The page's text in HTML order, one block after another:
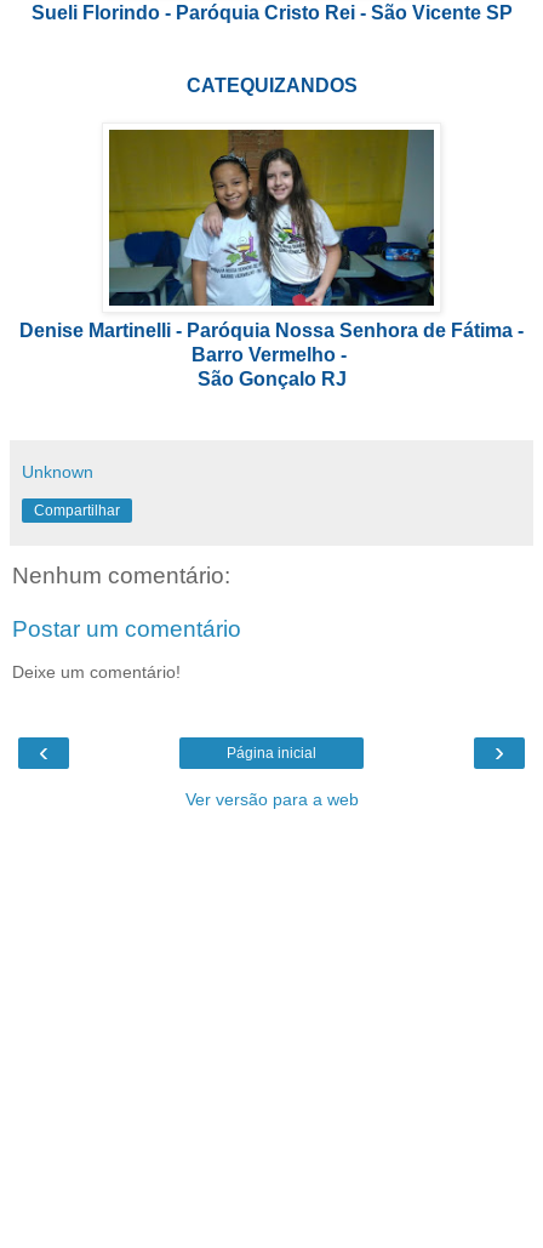
Sueli Florindo - Paróquia Cristo Rei - São Vicente SP
CATEQUIZANDOS
Denise Martinelli - Paróquia Nossa Senhora de Fátima -
Barro Vermelho -
São Gonçalo RJ
Unknown
Compartilhar
Nenhum comentário:
Postar um comentário
Deixe um comentário!
‹ ›
Página inicial
Ver versão para a web